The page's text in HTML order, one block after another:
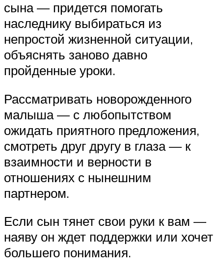
сына — придется помогать
наследнику выбираться из
непростой жизненной ситуации,
объяснять заново давно
пройденные уроки.
Рассматривать новорожденного
малыша — с любопытством
ожидать приятного предложения,
смотреть друг другу в глаза — к
взаимности и верности в
отношениях с нынешним
партнером.
Если сын тянет свои руки к вам —
наяву он ждет поддержки или хочет
большего понимания.